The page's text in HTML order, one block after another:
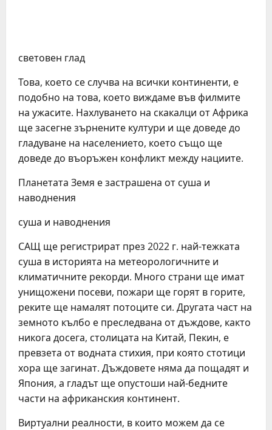
световен глад
Това, което се случва на всички континенти, е
подобно на това, което виждаме във филмите
на ужасите. Нахлуването на скакалци от Африка
ще засегне зърнените култури и ще доведе до
гладуване на населението, което също ще
доведе до въоръжен конфликт между нациите.
Планетата Земя е застрашена от суша и
наводнения
суша и наводнения
САЩ ще регистрират през 2022 г. най-тежката
суша в историята на метеорологичните и
климатичните рекорди. Много страни ще имат
унищожени посеви, пожари ще горят в горите,
реките ще намалят потоците си. Другата част на
земното кълбо е преследвана от дъждове, както
никога досега, столицата на Китай, Пекин, е
превзета от водната стихия, при която стотици
хора ще загинат. Дъждовете няма да пощадят и
Япония, а гладът ще опустоши най-бедните
части на африканския континент.
Виртуални реалности, в които можем да се